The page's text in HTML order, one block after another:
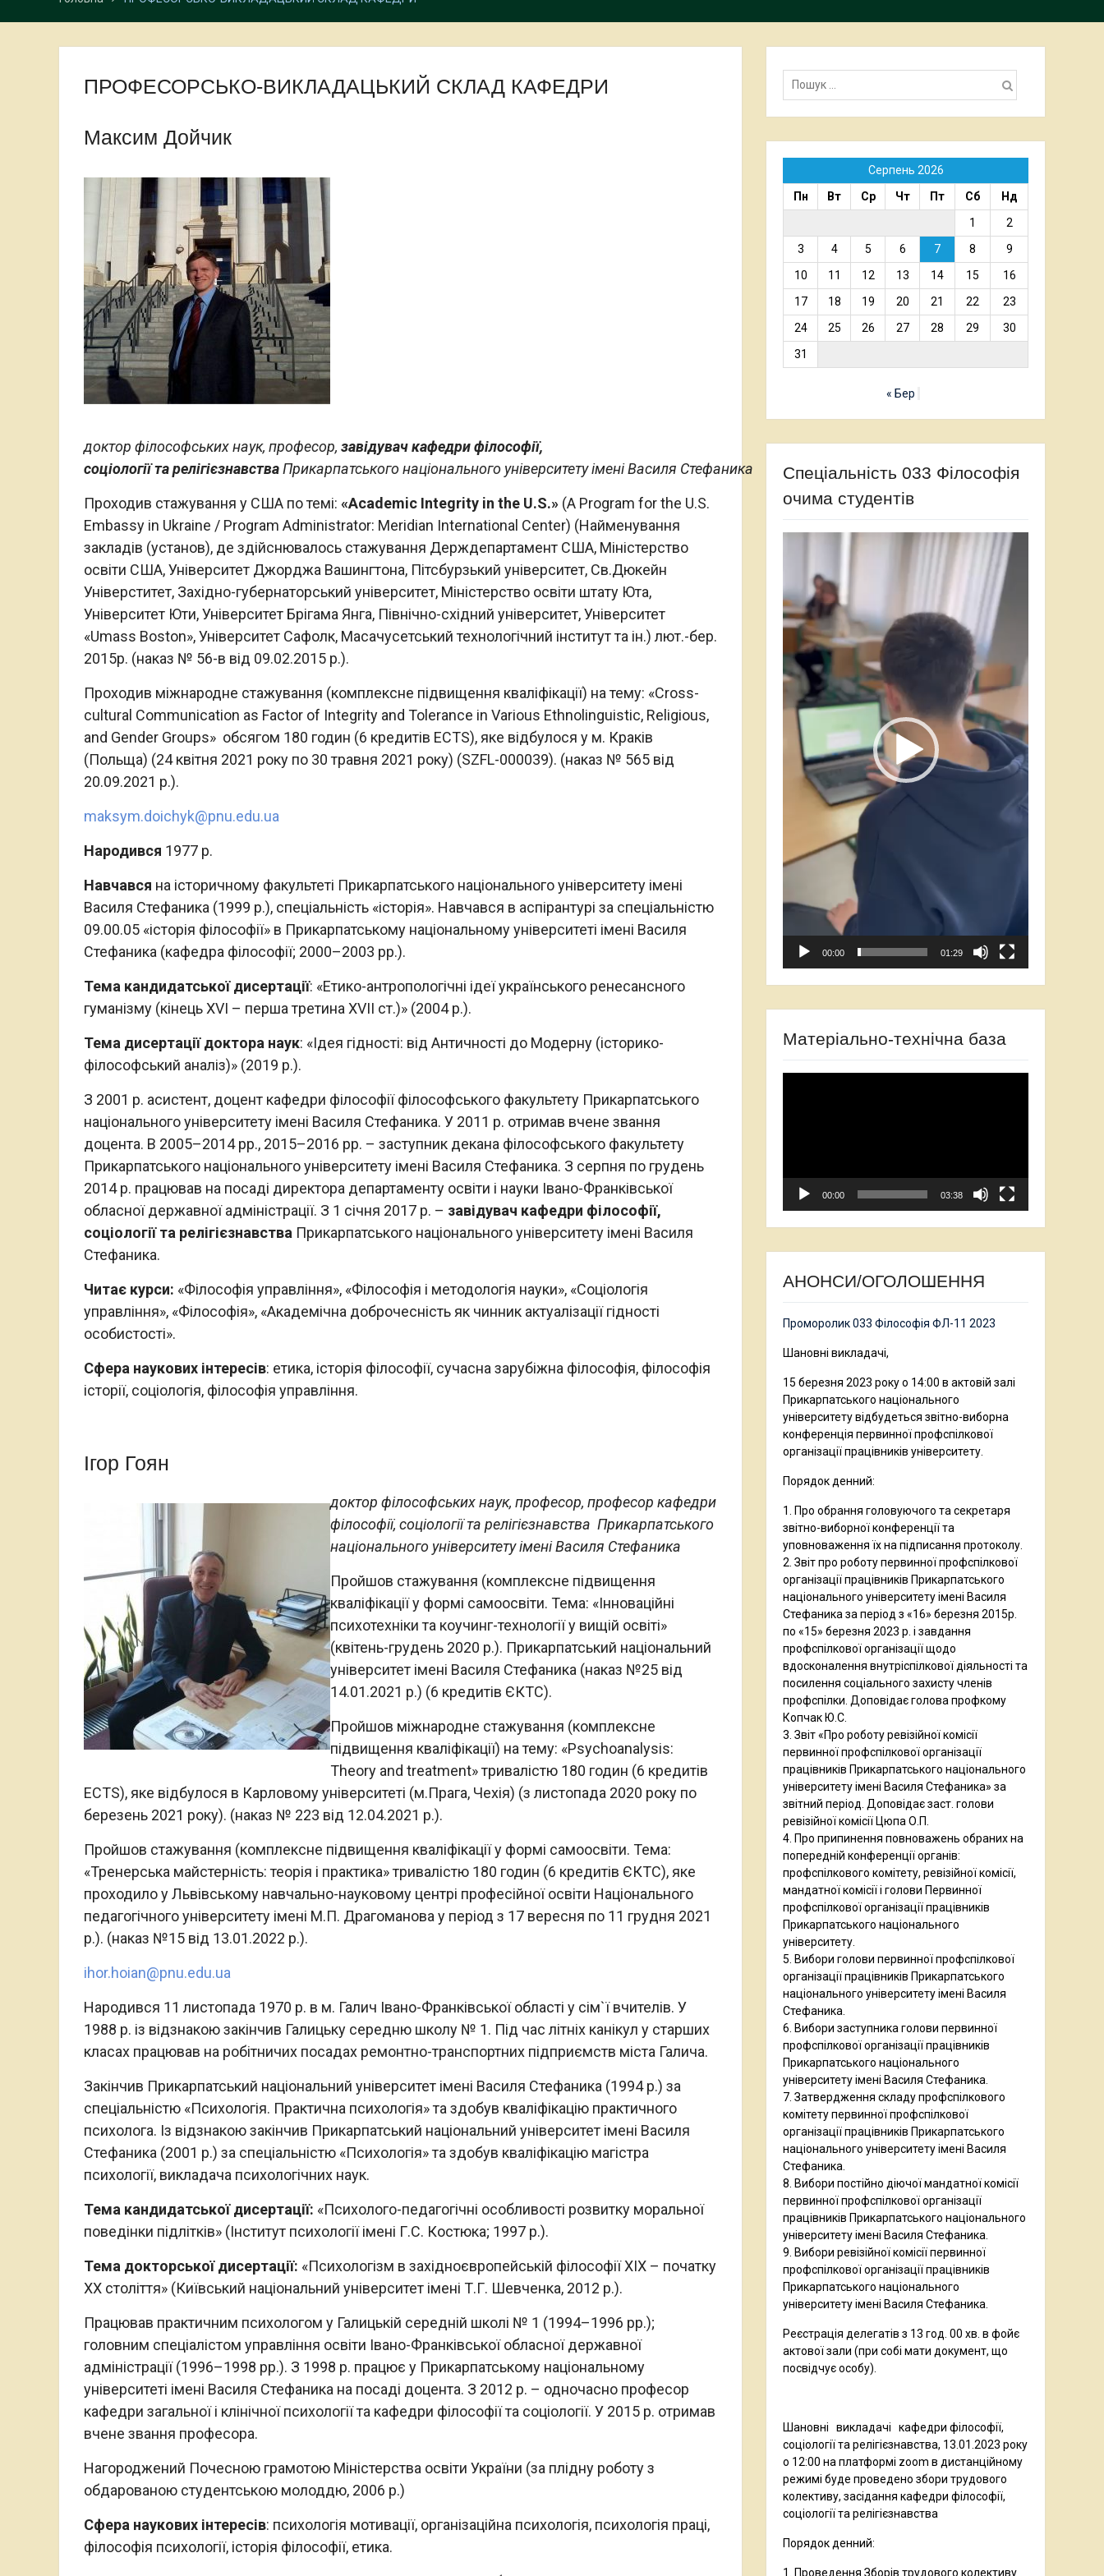
ПРОФЕСОРСЬКО-ВИКЛАДАЦЬКИЙ СКЛАД КАФЕДРИ
Максим Дойчик
доктор філософськихнаук, професор, завідувачкафедрифілософії,
соціологіїтарелігієзнавстваПрикарпатськогонаціонального університетуіменіВасиля Стефаника
Проходив стажування у США по темі: «Academic Integrity in the U.S.» (A Program for the U.S.
Embassy in Ukraine / Program Administrator: Meridian International Center) (Найменування
закладів (установ), де здійснювалось стажування Держдепартамент США, Міністерство
освіти США, Університет Джорджа Вашингтона, Пітсбурзький університет, Св.Дюкейн
Універститет, Західно-губернаторський університет, Міністерство освіти штату Юта,
Університет Юти, Університет Брігама Янга, Північно-східний університет, Університет
«Umass Boston», Університет Сафолк, Масачусетський технологічний інститут та ін.) лют.-бер.
2015р. (наказ № 56-в від 09.02.2015 р.).
Проходив міжнародне стажування (комплексне підвищення кваліфікації) на тему: «Cross-
cultural Communication as Factor of Integrity and Tolerance in Various Ethnolinguistic, Religious,
and Gender Groups» обсягом 180 годин (6 кредитів ECTS), яке відбулося у м. Краків
(Польща) (24 квітня 2021 року по 30 травня 2021 року) (SZFL-000039). (наказ № 565 від
20.09.2021 р.).
maksym.doichyk@pnu.edu.ua
Народився 1977 р.
Навчався на історичному факультеті Прикарпатського національного університету імені
Василя Стефаника (1999 р.), спеціальність «історія». Навчався в аспірантурі за спеціальністю
09.00.05 «історія філософії» в Прикарпатському національному університеті імені Василя
Стефаника (кафедра філософії; 2000–2003 рр.).
Тема кандидатської дисертації: «Етико-антропологічні ідеї українського ренесансного
гуманізму (кінець XVI – перша третина XVII ст.)» (2004 p.).
Тема дисертації доктора наук: «Ідея гідності: від Античності до Модерну (історико-
філософський аналіз)» (2019 p.).
З 2001 р. асистент, доцент кафедри філософії філософського факультету Прикарпатського
національного університету імені Василя Стефаника. У 2011 р. отримав вчене звання
доцента. В 2005–2014 рр., 2015–2016 рр. – заступник декана філософського факультету
Прикарпатського національного університету імені Василя Стефаника. З серпня по грудень
2014 р. працював на посаді директора департаменту освіти і науки Івано-Франківської
обласної державної адміністрації. З 1 січня 2017 р. – завідувач кафедри філософії,
соціології та релігієзнавства Прикарпатського національного університету імені Василя
Стефаника.
Читає курси: «Філософія управління», «Філософія і методологія науки», «Соціологія
управління», «Філософія», «Академічна доброчесність як чинник актуалізації гідності
особистості».
Сфера наукових інтересів: етика, історія філософії, сучасна зарубіжна філософія, філософія
історії, соціологія, філософія управління.
Ігор Гоян
доктор філософських наук, професор, професор кафедри
філософії, соціології та релігієзнавства Прикарпатського
національного університету імені Василя Стефаника
Пройшов стажування (комплексне підвищення
кваліфікації у формі самоосвіти. Тема: «Інноваційні
психотехніки та коучинг-технології у вищій освіті»
(квітень-грудень 2020 р.). Прикарпатський національний
університет імені Василя Стефаника (наказ №25 від
14.01.2021 р.) (6 кредитів ЄКТС).
Пройшов міжнародне стажування (комплексне
підвищення кваліфікації) на тему: «Psychoanalysis:
Theory and treatment» тривалістю 180 годин (6 кредитів
ECTS), яке відбулося в Карловому університеті (м.Прага, Чехія) (з листопада 2020 року по
березень 2021 року). (наказ № 223 від 12.04.2021 р.).
Пройшов стажування (комплексне підвищення кваліфікації у формі самоосвіти. Тема:
«Тренерська майстерність: теорія і практика» тривалістю 180 годин (6 кредитів ЄКТС), яке
проходило у Львівському навчально-науковому центрі професійної освіти Національного
педагогічного університету імені М.П. Драгоманова у період з 17 вересня по 11 грудня 2021
р.). (наказ №15 від 13.01.2022 р.).
ihor.hoian@pnu.edu.ua
Народився 11 листопада 1970 р. в м. Галич Івано-Франківської області у сім`ї вчителів. У
1988 р. із відзнакою закінчив Галицьку середню школу № 1. Під час літніх канікул у старших
класах працював на робітничих посадах ремонтно-транспортних підприємств міста Галича.
Закінчив Прикарпатський національний університет імені Василя Стефаника (1994 р.) за
спеціальністю «Психологія. Практична психологія» та здобув кваліфікацію практичного
психолога. Із відзнакою закінчив Прикарпатський національний університет імені Василя
Стефаника (2001 р.) за спеціальністю «Психологія» та здобув кваліфікацію магістра
психології, викладача психологічних наук.
Тема кандидатської дисертації: «Психолого-педагогічні особливості розвитку моральної
поведінки підлітків» (Інститут психології імені Г.С. Костюка; 1997 р.).
Тема докторської дисертації: «Психологізм в західноєвропейській філософії XIX – початку
XX століття» (Київський національний університет імені Т.Г. Шевченка, 2012 р.).
Працював практичним психологом у Галицькій середній школі № 1 (1994–1996 рр.);
головним спеціалістом управління освіти Івано-Франківської обласної державної
адміністрації (1996–1998 рр.). З 1998 р. працює у Прикарпатському національному
університеті імені Василя Стефаника на посаді доцента. З 2012 р. – одночасно професор
кафедри загальної і клінічної психології та кафедри філософії та соціології. У 2015 р. отримав
вчене звання професора.
Нагороджений Почесною грамотою Міністерства освіти України (за плідну роботу з
обдарованою студентською молоддю, 2006 р.)
Сфера наукових інтересів: психологія мотивації, організаційна психологія, психологія праці,
філософія психології, історія філософії, етика.
Пошук:
Серпень 2026
Пн
Вт Ср Чт Пт Сб
Нд
1
2
3
4 5 6 7 8
9
10
11 12 13 14 15
16
17
18 19 20 21 22
23
24
25 26 27 28 29
30
31
« Бер
Спеціальність 033 Філософія
очима студентів
00:00 01:29
Матеріально-технічна база
00:00 03:38
АНОНСИ/ОГОЛОШЕННЯ
Проморолик 033 Філософія ФЛ-11 2023
Шановні викладачі,
15 березня 2023 року о 14:00 в актовій залі
Прикарпатського національного
університету відбудеться звітно-виборна
конференція первинної профспілкової
організації працівників університету.
Порядок денний:
1. Про обрання головуючого та секретаря
звітно-виборної конференції та
уповноваження їх на підписання протоколу.
2. Звіт про роботу первинної профспілкової
організації працівників Прикарпатського
національного університету імені Василя
Стефаника за період з «16» березня 2015р.
по «15» березня 2023 р. і завдання
профспілкової організації щодо
вдосконалення внутріспілкової діяльності та
посилення соціального захисту членів
профспілки. Доповідає голова профкому
Копчак Ю.С.
3. Звіт «Про роботу ревізійної комісії
первинної профспілкової організації
працівників Прикарпатського національного
університету імені Василя Стефаника» за
звітний період. Доповідає заст. голови
ревізійної комісії Цюпа О.П.
4. Про припинення повноважень обраних на
попередній конференції органів:
профспілкового комітету, ревізійної комісії,
мандатної комісії і голови Первинної
профспілкової організації працівників
Прикарпатського національного
університету.
5. Вибори голови первинної профспілкової
організації працівників Прикарпатського
національного університету імені Василя
Стефаника.
6. Вибори заступника голови первинної
профспілкової організації працівників
Прикарпатського національного
університету імені Василя Стефаника.
7. Затвердження складу профспілкового
комітету первинної профспілкової
організації працівників Прикарпатського
національного університету імені Василя
Стефаника.
8. Вибори постійно діючої мандатної комісії
первинної профспілкової організації
працівників Прикарпатського національного
університету імені Василя Стефаника.
9. Вибори ревізійної комісії первинної
профспілкової організації працівників
Прикарпатського національного
університету імені Василя Стефаника.
Реєстрація делегатів з 13 год. 00 хв. в фойє
актової зали (при собі мати документ, що
посвідчує особу).
Шановні викладачі кафедри філософії,
соціології та релігієзнавства, 13.01.2023 року
о 12:00 на платформі zoom в дистанційному
режимі буде проведено збори трудового
колективу, засідання кафедри філософії,
соціології та релігієзнавства
Порядок денний:
Проведення Зборів трудового колективу